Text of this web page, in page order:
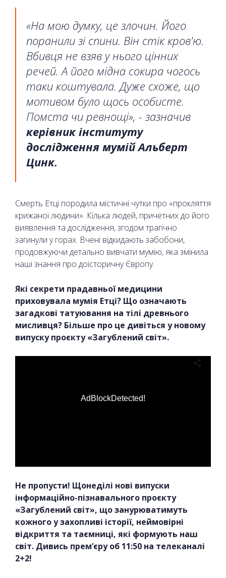
«На мою думку, це злочин. Його
поранили зі спини. Він стік кров'ю.
Вбивця не взяв у нього цінних
речей. А його мідна сокира чогось
таки коштувала. Дуже схоже, що
мотивом було щось особисте.
Помста чи ревнощі», - зазначив
керівник інституту
дослідження мумій Альберт
Цинк.
Смерть Етці породила містичні чутки про «прокляття
крижаної людини». Кілька людей, причетних до його
виявлення та дослідження, згодом трагічно
загинули у горах. Вчені відкидають забобони,
продовжуючи детально вивчати мумію, яка змінила
наші знання про доісторичну Європу.
Які секрети прадавньої медицини
приховувала мумія Етці? Що означають
загадкові татуювання на тілі древнього
мисливця? Більше про це дивіться у новому
випуску проєкту «Загублений світ».
AdBlockDetected!
Не пропусти! Щонеділі нові випуски
інформаційно-пізнавального проєкту
«Загублений світ», що занурюватимуть
кожного у захопливі історії, неймовірні
відкриття та таємниці, які формують наш
світ. Дивись прем’єру об 11:50 на телеканалі
2+2!